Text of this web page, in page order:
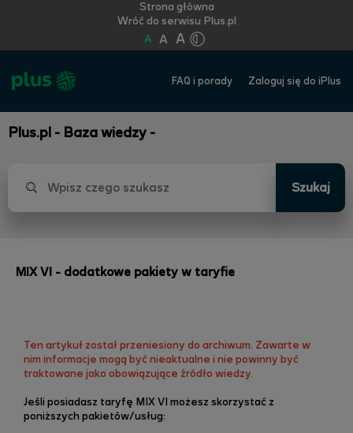
Strona główna
Wróć do serwisu Plus.pl
A A A
FAQ i porady Zaloguj się do iPlus
Plus.pl - Baza wiedzy -
Szukaj
MIX VI - dodatkowe pakiety w taryfie
Ten artykuł został przeniesiony do archiwum. Zawarte w
nim informacje mogą być nieaktualne i nie powinny być
traktowane jako obowiązujące źródło wiedzy.
Jeśli posiadasz taryfę MIX VI możesz skorzystać z
poniższych pakietów/usług: